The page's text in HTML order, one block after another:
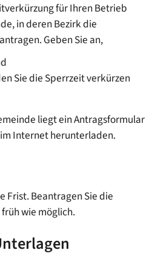
für Ihren Betrieb
in deren Bezirk die
Geben Sie an,
Sie die Sperrzeit verkürzen
liegt ein Antragsformular
Internet herunterladen.
Frist. Beantragen Sie die
wie möglich.